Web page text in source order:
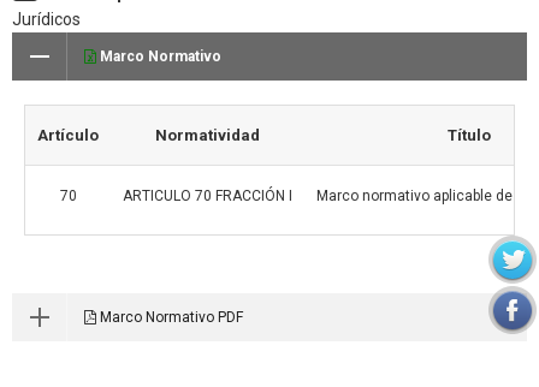
Jurídicos
Marco Normativo
Artículo Normatividad Título
70 ARTICULO 70 FRACCIÓN I Marco normativo aplicable de
Marco Normativo PDF